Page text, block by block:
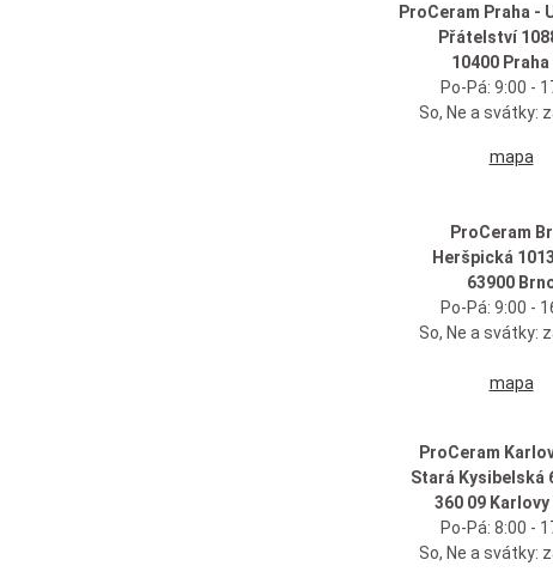
ProCeram Praha -
Přátelství
10400 Praha
Po-Pá: 9:00 -
So, Ne a svátky:
mapa
ProCeram
Heršpická
63900
Po-Pá: 9:00 -
So, Ne a svátky:
mapa
ProCeram
Stará Kysibelská
360 09 Karlovy
Po-Pá: 8:00 -
So, Ne a svátky: